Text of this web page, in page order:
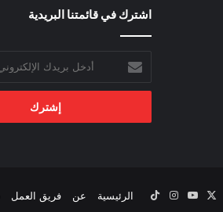
اشترك في قائمتنا البريدية
بريدك
الإلكتروني
الرئيسية عن فريق العمل ‫YouTubeانستقرام‫TikTok